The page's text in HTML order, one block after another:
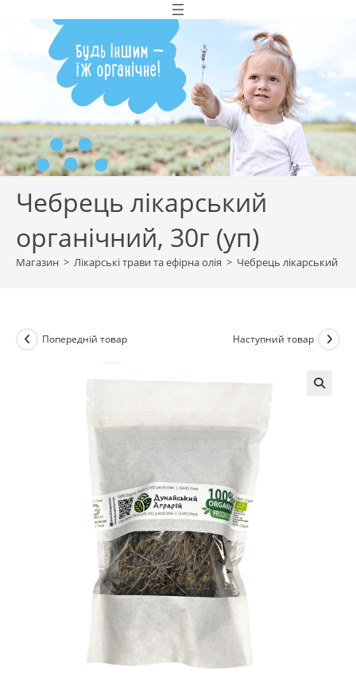
Чебрець лікарський
органічний, 30г (уп)
Магазин > Лікарські трави та ефірна олія > Чебрець лікарський
Попередній товар Наступний товар